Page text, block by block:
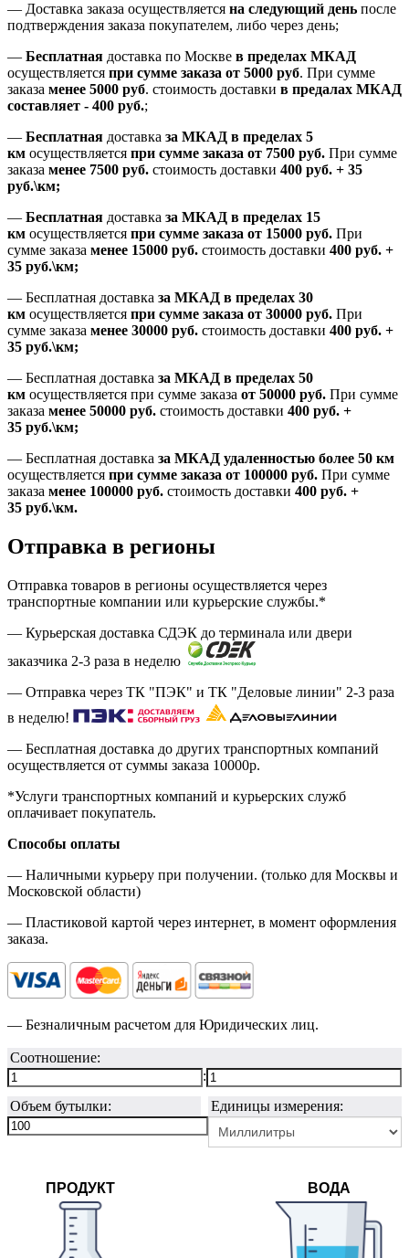
— Доставка заказа осуществляется на следующий день после
подтверждения заказа покупателем, либо через день;
— Бесплатная доставка по Москве в пределах МКАД
осуществляется при сумме заказа от 5000 руб. При сумме
заказа менее 5000 руб. стоимость доставки в предалах МКАД
составляет - 400 руб.;
— Бесплатная доставка за МКАД в пределах 5
км осуществляется при сумме заказа от 7500 руб. При сумме
заказа менее 7500 руб. стоимость доставки 400 руб. + 35
руб.\км;
— Бесплатная доставка за МКАД в пределах 15
км осуществляется при сумме заказа от 15000 руб. При
сумме заказа менее 15000 руб. стоимость доставки 400 руб. +
35 руб.\км;
— Бесплатная доставка за МКАД в пределах 30
км осуществляется при сумме заказа от 30000 руб. При
сумме заказа менее 30000 руб. стоимость доставки 400 руб. +
35 руб.\км;
— Бесплатная доставка за МКАД в пределах 50
км осуществляется при сумме заказа от 50000 руб. При сумме
заказа менее 50000 руб. стоимость доставки 400 руб. +
35 руб.\км;
— Бесплатная доставка за МКАД удаленностью более 50 км
осуществляется при сумме заказа от 100000 руб. При сумме
заказа менее 100000 руб. стоимость доставки 400 руб. +
35 руб.\км.
Отправка в регионы
Отправка товаров в регионы осуществляется через
транспортные компании или курьерские службы.*
— Курьерская доставка СДЭК до терминала или двери
заказчика 2-3 раза в неделю
— Отправка через ТК "ПЭК" и ТК "Деловые линии" 2-3 раза
в неделю!
— Бесплатная доставка до других транспортных компаний
осуществляется от суммы заказа 10000р.
*Услуги транспортных компаний и курьерских служб
оплачивает покупатель.
Способы оплаты
— Наличными курьеру при получении. (только для Москвы и
Московской области)
— Пластиковой картой через интернет, в момент оформления
заказа.
— Безналичным расчетом для Юридических лиц.
Соотношение:
:
Объем бутылки:
Единицы измерения:
ПРОДУКТ ВОДА